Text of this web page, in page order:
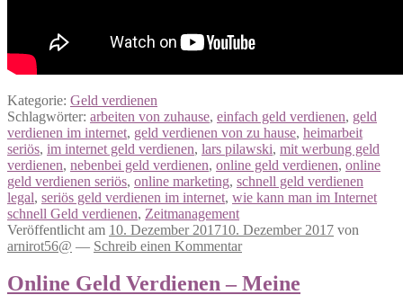
Kategorie: Geld verdienen
Schlagwörter: arbeiten von zuhause, einfach geld verdienen, geld
verdienen im internet, geld verdienen von zu hause, heimarbeit
seriös, im internet geld verdienen, lars pilawski, mit werbung geld
verdienen, nebenbei geld verdienen, online geld verdienen, online
geld verdienen seriös, online marketing, schnell geld verdienen
legal, seriös geld verdienen im internet, wie kann man im Internet
schnell Geld verdienen, Zeitmanagement
Veröffentlicht am 10. Dezember 201710. Dezember 2017 von
arnirot56@ — Schreib einen Kommentar
Online Geld Verdienen – Meine